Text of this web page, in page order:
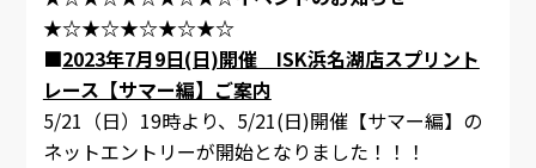
★☆★☆★☆★☆★☆
■2023年7月9日(日)開催 ISK浜名湖店スプリント
レース【サマー編】ご案内
5/21（日）19時より、5/21(日)開催【サマー編】の
ネットエントリーが開始となりました！！！